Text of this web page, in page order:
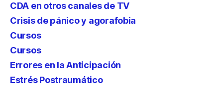
CDA en otros canales de TV
Crisis de pánico y agorafobia
Cursos
Cursos
Errores en la Anticipación
Estrés Postraumático